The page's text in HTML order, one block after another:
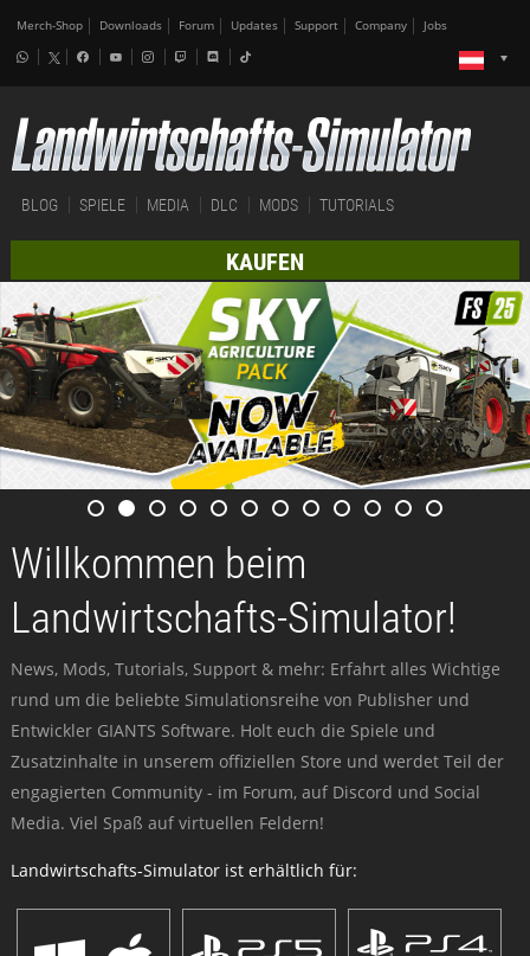
Merch-Shop Downloads Forum Updates Support Company Jobs
BLOG SPIELE MEDIA DLC MODS TUTORIALS
KAUFEN
Willkommen beim
Landwirtschafts-Simulator!
News, Mods, Tutorials, Support & mehr: Erfahrt alles Wichtige
rund um die beliebte Simulationsreihe von Publisher und
Entwickler GIANTS Software. Holt euch die Spiele und
Zusatzinhalte in unserem offiziellen Store und werdet Teil der
engagierten Community - im Forum, auf Discord und Social
Media. Viel Spaß auf virtuellen Feldern!
Landwirtschafts-Simulator ist erhältlich für: